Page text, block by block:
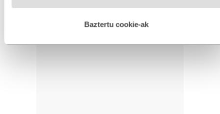
esplizitua ematen diguzu.Gehiago irakurri
Baztertu cookie-ak